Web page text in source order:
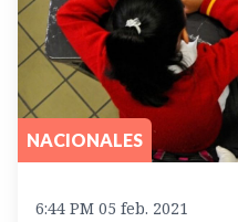
NACIONALES
6:44 PM 05 feb. 2021